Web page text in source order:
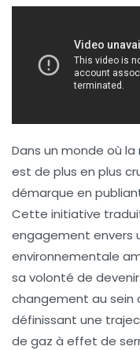
Dans un monde où
est de plus en plus
démarque en
Cette initiative
engagement envers
environnementale
sa volonté de
changement au sein
définissant une
de gaz à effet de